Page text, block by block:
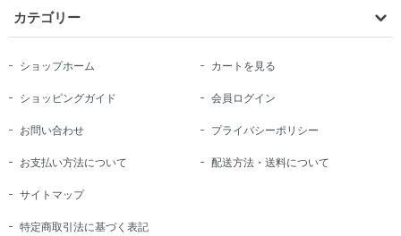
カテゴリー
ショップホーム カートを見る
ショッピングガイド 会員ログイン
お問い合わせ プライバシーポリシー
お支払い方法について 配送方法・送料について
サイトマップ
特定商取引法に基づく表記